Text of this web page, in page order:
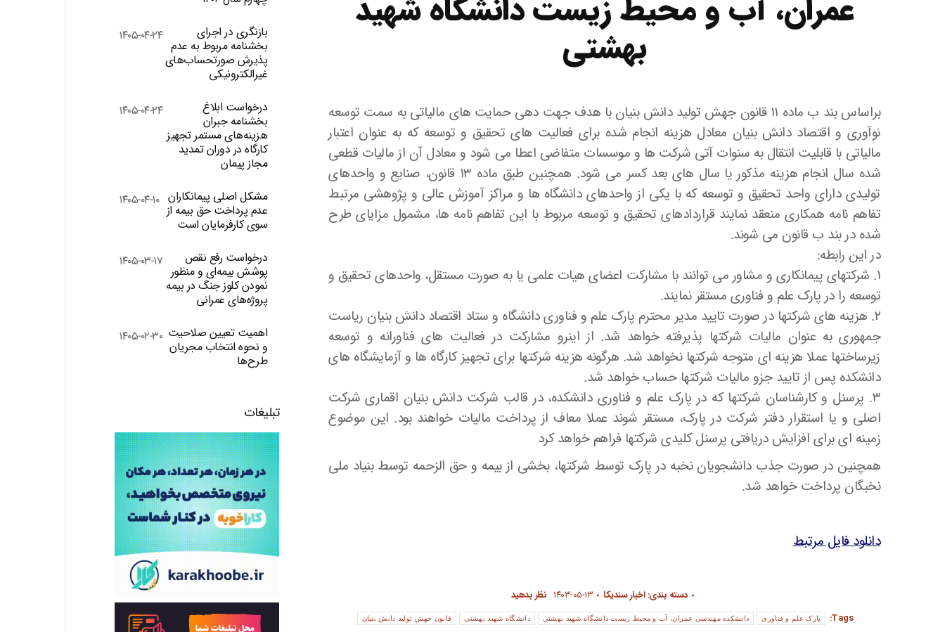
عمران، آب و محیط زیست دانشگاه شهید
بهشتی
براساس بند ب ماده ۱۱ قانون جهش تولید دانش بنیان با هدف جهت دهی حمایت های مالیاتی به سمت توسعه
نوآوری و اقتصاد دانش بنیان معادل هزینه انجام شده برای فعالیت های تحقیق و توسعه که به عنوان اعتبار
مالیاتی با قابلیت انتقال به سنوات آتی شرکت ها و موسسات متفاضی اعطا می شود و معادل آن از مالیات قطعی
شده سال انجام هزینه مذکور یا سال های بعد کسر می شود. همچنین طبق ماده ۱۳ قانون، صنایع و واحدهای
تولیدی دارای واحد تحقیق و توسعه که با یکی از واحدهای دانشگاه ها و مراکز آموزش عالی و پژوهشی مرتبط
تفاهم نامه همکاری منعقد نمایند قراردادهای تحقیق و توسعه مربوط با این تفاهم نامه ها، مشمول مزایای طرح
شده در بند ب قانون می شوند.
در این رابطه:
۱. شرکتهای پیمانکاری و مشاور می توانند با مشارکت اعضای هیات علمی یا به صورت مستقل، واحدهای تحقیق و
توسعه را در پارک علم و فناوری مستقر نمایند.
۲. هزینه های شرکتها در صورت تایید مدیر محترم پارک علم و فناوری دانشگاه و ستاد اقتصاد دانش بنیان ریاست
جمهوری به عنوان مالیات شرکتها پذیرفته خواهد شد. از اینرو مشارکت در فعالیت های فناورانه و توسعه
زیرساختها عملا هزینه ای متوجه شرکتها نخواهد شد. هرگونه هزینه شرکتها برای تجهیز کارگاه ها و آزمایشگاه های
دانشکده پس از تایید جزو مالیات شرکتها حساب خواهد شد.
۳. پرسنل و کارشناسان شرکتها که در پارک علم و فناوری دانشکده، در قالب شرکت دانش بنیان اقماری شرکت
اصلی و یا استقرار دفتر شرکت در پارک، مستقر شوند عملا معاف از پرداخت مالیات خواهند بود. این موضوع
زمینه ای برای افزایش دریافتی پرسنل کلیدی شرکتها فراهم خواهد کرد
همچنین در صورت جذب دانشجویان نخبه در پارک توسط شرکتها، بخشی از بیمه و حق الزحمه توسط بنیاد ملی
نخبگان پرداخت خواهد شد.
دانلود فایل مرتبط
دسته بندی:اخبار سندیکا ۱۴۰۳-۰۵-۱۳ نظر بدهید
Tags:
پارک علم و فناوری دانشکده مهندسی عمران، آب و محیط زیست دانشگاه شهید بهشتی دانشگاه شهید بهشتی قانون جهش تولید دانش بنیان
بازنگری در اجرای
بخشنامه مربوط به عدم
پذیرش صورتحساب‌های
غیرالکترونیکی
۱۴۰۵-۰۴-۲۴
درخواست ابلاغ
بخشنامه جبران
هزینه‌های مستمر تجهیز
کارگاه در دوران تمدید
مجاز پیمان
۱۴۰۵-۰۴-۲۴
مشکل اصلی پیمانکاران
عدم پرداخت حق بیمه از
سوی کارفرمایان است
۱۴۰۵-۰۴-۱۰
درخواست رفع نقص
پوشش بیمه‌ای و منظور
نمودن کلوز جنگ در بیمه
پروژه‌های عمرانی
۱۴۰۵-۰۳-۱۷
اهمیت تعیین صلاحیت
و نحوه انتخاب مجریان
طرح‌ها
۱۴۰۵-۰۲-۳۰
تبلیغات